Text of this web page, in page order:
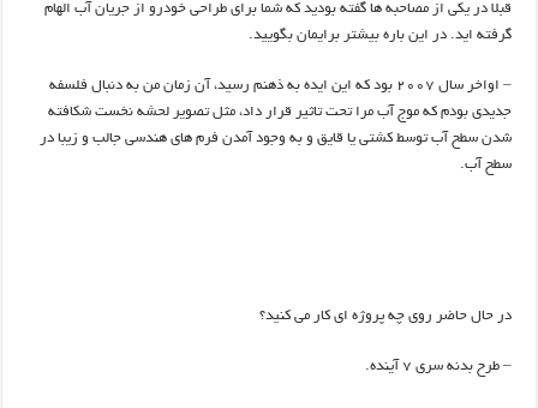
قبلا در یکی از مصاحبه ها گفته بودید که شما برای طراحی خودرو از جریان آب الهام
گرفته اید. در این باره بیشتر برایمان بگویید.
– اواخر سال 2007 بود که این ایده به ذهنم رسید، آن زمان من به دنبال فلسفه
جدیدی بودم که موج آب مرا تحت تاثیر قرار داد، مثل تصویر لحشه نخست شکافته
شدن سطح آب توسط کشتی یا قایق و به وجود آمدن فرم های هندسی جالب و زیبا در
سطح آب.
در حال حاضر روی چه پروژه ای کار می کنید؟
– طرح بدنه سری 7 آینده.